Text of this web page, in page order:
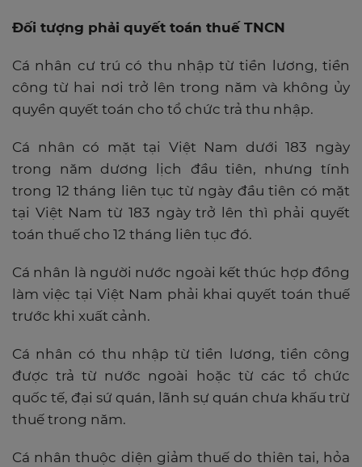
Đối tượng phải quyết toán thuế TNCN
Cá nhân cư trú có thu nhập từ tiền lương, tiền
công từ hai nơi trở lên trong năm và không ủy
quyền quyết toán cho tổ chức trả thu nhập.
Cá nhân có mặt tại Việt Nam dưới 183 ngày
trong năm dương lịch đầu tiên, nhưng tính
trong 12 tháng liên tục từ ngày đầu tiên có mặt
tại Việt Nam từ 183 ngày trở lên thì phải quyết
toán thuế cho 12 tháng liên tục đó.
Cá nhân là người nước ngoài kết thúc hợp đồng
làm việc tại Việt Nam phải khai quyết toán thuế
trước khi xuất cảnh.
Cá nhân có thu nhập từ tiền lương, tiền công
được trả từ nước ngoài hoặc từ các tổ chức
quốc tế, đại sứ quán, lãnh sự quán chưa khấu trừ
thuế trong năm.
Cá nhân thuộc diện giảm thuế do thiên tai, hỏa